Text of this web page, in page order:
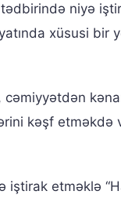
niyə
xüsusi
cəmiyyətdən
kəşf etməkdə
etməklə